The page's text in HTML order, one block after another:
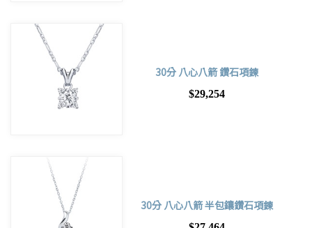
30分 八心八箭 鑽石項鍊
$29,254
30分 八心八箭 半包鑲鑽石項鍊